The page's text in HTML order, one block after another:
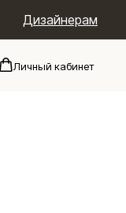
Дизайнерам
Личный кабинет